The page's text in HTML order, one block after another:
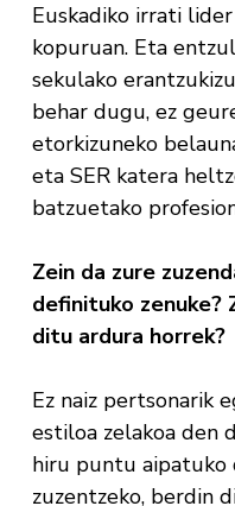
Euskadiko irrati
kopuruan. Eta
sekulako
behar dugu, ez
etorkizuneko
eta SER katera
batzuetako
Zein da zure
definituko zenuke?
ditu ardura horrek?
Ez naiz pertsonarik
estiloa zelakoa den
hiru puntu
zuzentzeko, berdin